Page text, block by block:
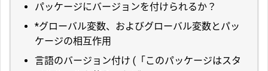
パッケージにバージョンを付けられるか？
*グローバル変数、およびグローバル変数とパッ
ケージの相互作用
言語のバージョン付け (「このパッケージはスタ